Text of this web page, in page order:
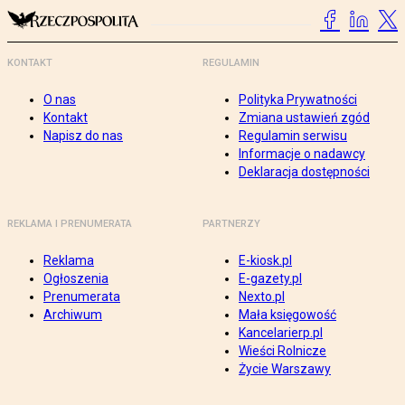
KONTAKT
O nas
Kontakt
Napisz do nas
REGULAMIN
Polityka Prywatności
Zmiana ustawień zgód
Regulamin serwisu
Informacje o nadawcy
Deklaracja dostępności
REKLAMA I PRENUMERATA
Reklama
Ogłoszenia
Prenumerata
Archiwum
PARTNERZY
E-kiosk.pl
E-gazety.pl
Nexto.pl
Mała księgowość
Kancelarierp.pl
Wieści Rolnicze
Życie Warszawy